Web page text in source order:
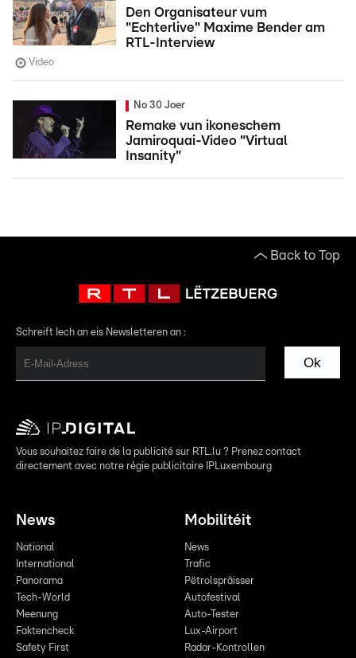
Den Organisateur vum
"Echterlive" Maxime Bender am
RTL-Interview
Video
No 30 Joer
Remake vun ikoneschem
Jamiroquai-Video "Virtual
Insanity"
Back to Top
Schreift Iech an eis Newsletteren an :
Ok
Vous souhaitez faire de la publicité sur RTL.lu ? Prenez contact
directement avec notre régie publicitaire IPLuxembourg
News
National
International
Panorama
Tech-World
Meenung
Faktencheck
Safety First
Mobilitéit
News
Trafic
Pëtrolspräisser
Autofestival
Auto-Tester
Lux-Airport
Radar-Kontrollen